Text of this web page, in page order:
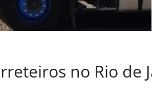
no Rio de